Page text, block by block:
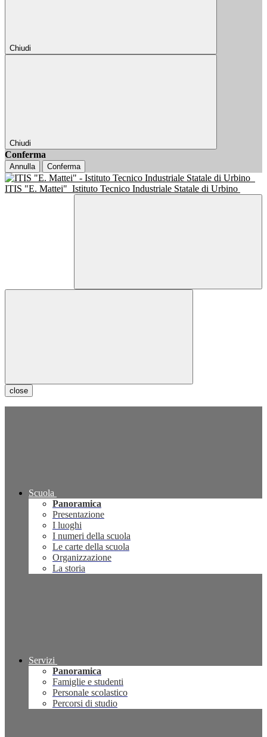
Chiudi
Chiudi
Conferma
Annulla Conferma
ITIS "E. Mattei" Istituto Tecnico Industriale Statale di Urbino
close
Scuola
Panoramica
Presentazione
I luoghi
I numeri della scuola
Le carte della scuola
Organizzazione
La storia
Servizi
Panoramica
Famiglie e studenti
Personale scolastico
Percorsi di studio